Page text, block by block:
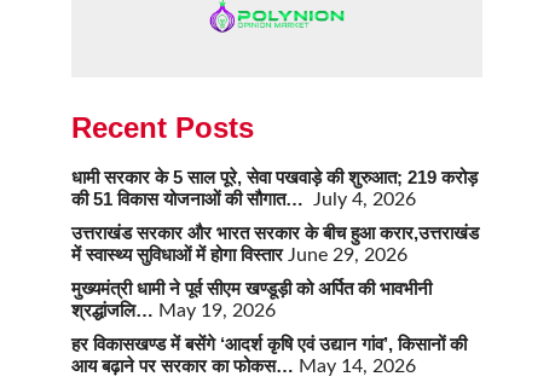
Recent Posts
धामी सरकार के 5 साल पूरे, सेवा पखवाड़े की शुरुआत; 219 करोड़
की 51 विकास योजनाओं की सौगात… July 4, 2026
उत्तराखंड सरकार और भारत सरकार के बीच हुआ करार,उत्तराखंड
में स्वास्थ्य सुविधाओं में होगा विस्तार June 29, 2026
मुख्यमंत्री धामी ने पूर्व सीएम खण्डूड़ी को अर्पित की भावभीनी
श्रद्धांजलि… May 19, 2026
हर विकासखण्ड में बसेंगे ‘आदर्श कृषि एवं उद्यान गांव’, किसानों की
आय बढ़ाने पर सरकार का फोकस… May 14, 2026